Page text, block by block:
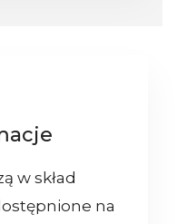
w skład
na